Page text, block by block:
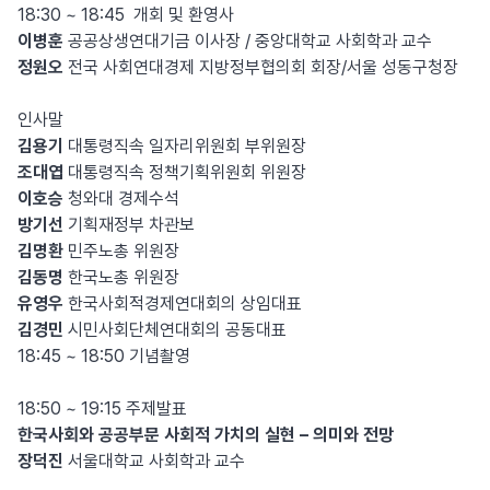
18:30 ~ 18:45 개회 및 환영사
이병훈 공공상생연대기금 이사장 / 중앙대학교 사회학과 교수
정원오 전국 사회연대경제 지방정부협의회 회장/서울 성동구청장
인사말
김용기 대통령직속 일자리위원회 부위원장
조대엽 대통령직속 정책기획위원회 위원장
이호승 청와대 경제수석
방기선 기획재정부 차관보
김명환 민주노총 위원장
김동명 한국노총 위원장
유영우 한국사회적경제연대회의 상임대표
김경민 시민사회단체연대회의 공동대표
18:45 ~ 18:50 기념촬영
18:50 ~ 19:15 주제발표
한국사회와 공공부문 사회적 가치의 실현 – 의미와 전망
장덕진 서울대학교 사회학과 교수